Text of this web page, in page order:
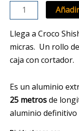
Llega a Croco
micras. Un rollo
caja con cortador.
Es un aluminio
25 metrosde
aluminio definitivo